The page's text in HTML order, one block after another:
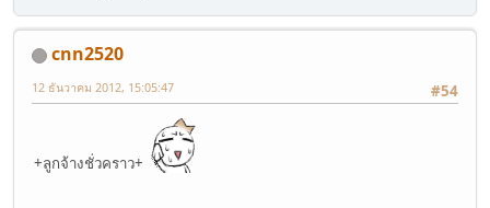
cnn2520
#54
12 ธันวาคม 2012, 15:05:47
+ลูกจ้างชั่วคราว+